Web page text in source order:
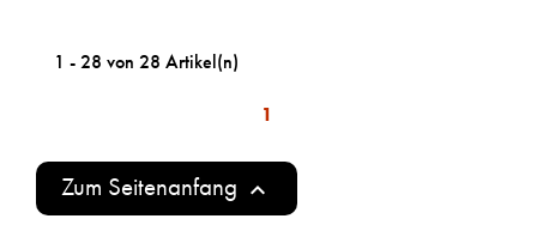
1 - 28 von 28 Artikel(n)
1
Zum Seitenanfang 